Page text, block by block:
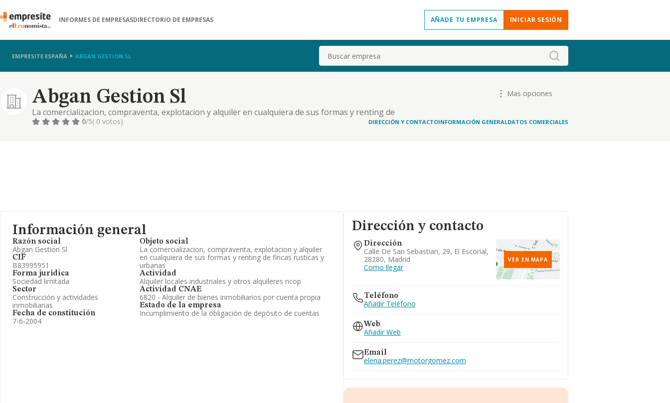
INFORMES DE EMPRESASDIRECTORIO DE EMPRESAS AÑADE TU EMPRESA INICIAR SESIÓN
EMPRESITE ESPAÑA ABGAN GESTION SL Buscar
Abgan Gestion Sl
La comercializacion, compraventa, explotacion y alquiler en cualquiera de sus formas y renting de
fincas rusticas y urbanas
Mas opciones
0/5( 0 votos) DIRECCIÓN Y CONTACTOINFORMACIÓN GENERALDATOS COMERCIALES
Información general
Razón social
Abgan Gestion Sl
CIF
B83995951
Forma jurídica
Sociedad limitada
Sector
Construcción y actividades
inmobiliarias
Fecha de constitución
7-6-2004
Objeto social
La comercializacion, compraventa, explotacion y alquiler
en cualquiera de sus formas y renting de fincas rusticas y
urbanas
Actividad
Alquiler locales industriales y otros alquileres ncop
Actividad CNAE
6820 - Alquiler de bienes inmobiliarios por cuenta propia
Estado de la empresa
Incumplimiento de la obligación de depósito de cuentas
Dirección y contacto
Dirección
Calle De San Sebastian, 29, El Escorial,
28280, Madrid
Como llegar
VER EN MAPA
Teléfono
Añadir Teléfono
Web
Añadir Web
Email
elena.perez@motorgomez.com